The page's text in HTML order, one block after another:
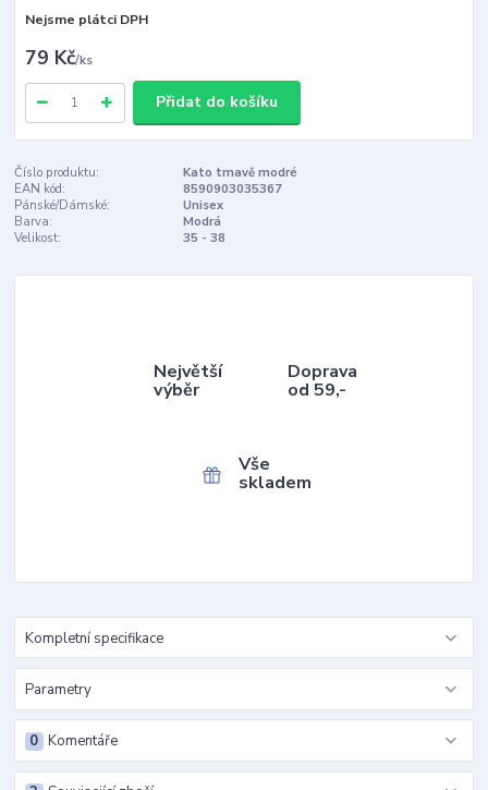
Nejsme plátci DPH
79 Kč/ks
Přidat do košíku
Číslo produktu:
Kato tmavě modré
EAN kód:
8590903035367
Pánské/Dámské:
Unisex
Barva:
Modrá
Velikost:
35 - 38
Největší
výběr
Doprava
od 59,-
Vše
skladem
Kompletní specifikace
Parametry
Komentáře
0